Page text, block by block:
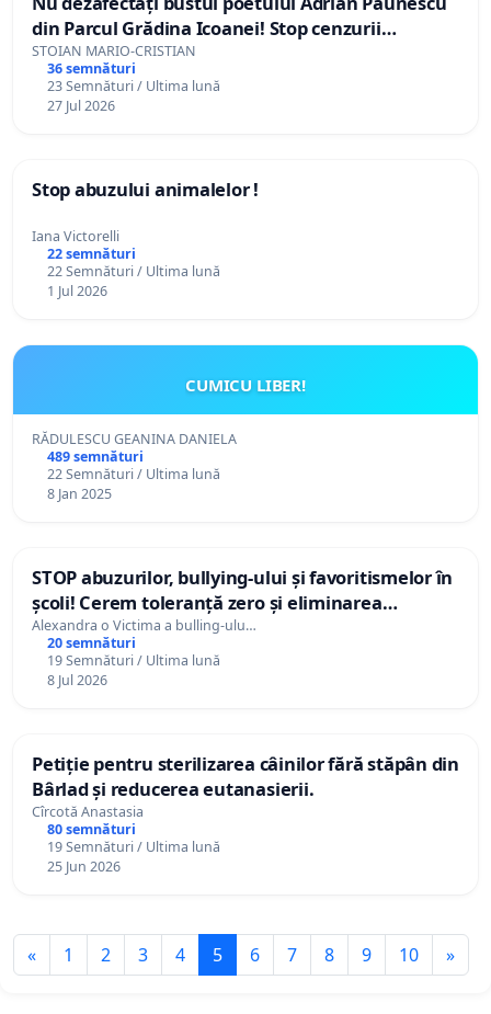
din Parcul Grădina Icoanei! Stop cenzurii
culturale!
STOIAN MARIO-CRISTIAN
36 semnături
23 Semnături / Ultima lună
27 Jul 2026
Stop abuzului animalelor !
Iana Victorelli
22 semnături
22 Semnături / Ultima lună
1 Jul 2026
CUMICU LIBER!
RĂDULESCU GEANINA DANIELA
489 semnături
22 Semnături / Ultima lună
8 Jan 2025
STOP abuzurilor, bullying-ului și favoritismelor în
școli! Cerem toleranță zero și eliminarea
mușamalizărilor!
Alexandra o Victima a bulling-ulu…
20 semnături
19 Semnături / Ultima lună
8 Jul 2026
Petiție pentru sterilizarea câinilor fără stăpân din
Bârlad și reducerea eutanasierii.
Cîrcotă Anastasia
80 semnături
19 Semnături / Ultima lună
25 Jun 2026
« 1 2 3 4 5 6 7 8 9 10 »